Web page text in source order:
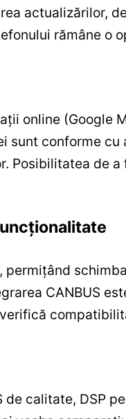
actualizărilor,
rămâne o
online (Google
sunt conforme
Posibilitatea de
CANBUS
calitate, DSP